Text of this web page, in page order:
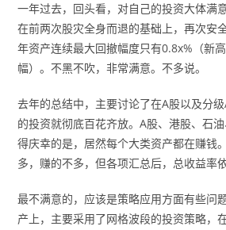
一年过去，回头看，对自己的投资大体满
在前两次股灾全身而退的基础上，再次安
年资产连续最大回撤幅度只有0.8x%（新
幅）。不黑不吹，非常满意。不多说。
去年的总结中，主要讨论了在A股以及分
的投资就彻底百花齐放。A股、港股、石
得庆幸的是，居然每个大类资产都在赚钱
多，赚的不多，但各项汇总后，总收益率
最不满意的，应该是策略应用方面有些问
产上，主要采用了网格波段的投资策略，